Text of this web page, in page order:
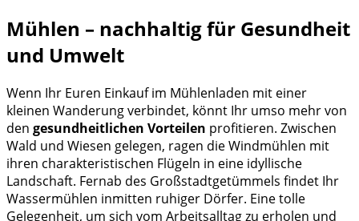
Mühlen – nachhaltig für Gesundheit
und Umwelt
Wenn Ihr Euren Einkauf im Mühlenladen mit einer
kleinen Wanderung verbindet, könnt Ihr umso mehr von
den gesundheitlichen Vorteilen profitieren. Zwischen
Wald und Wiesen gelegen, ragen die Windmühlen mit
ihren charakteristischen Flügeln in eine idyllische
Landschaft. Fernab des Großstadtgetümmels findet Ihr
Wassermühlen inmitten ruhiger Dörfer. Eine tolle
Gelegenheit, um sich vom Arbeitsalltag zu erholen und